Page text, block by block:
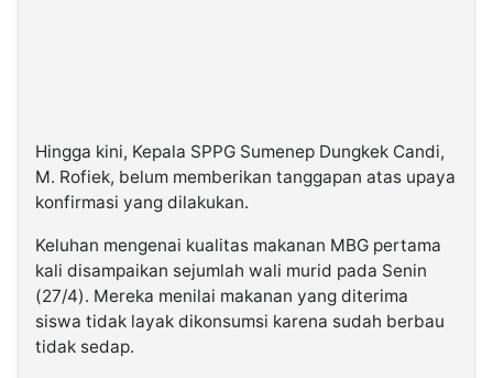
Hingga kini, Kepala SPPG Sumenep Dungkek Candi,
M. Rofiek, belum memberikan tanggapan atas upaya
konfirmasi yang dilakukan.
Keluhan mengenai kualitas makanan MBG pertama
kali disampaikan sejumlah wali murid pada Senin
(27/4). Mereka menilai makanan yang diterima
siswa tidak layak dikonsumsi karena sudah berbau
tidak sedap.